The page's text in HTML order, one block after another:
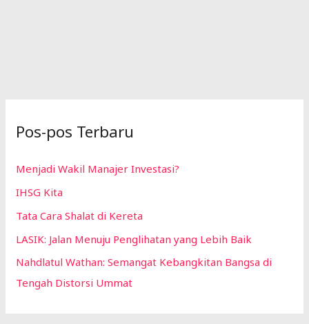
Pos-pos Terbaru
Menjadi Wakil Manajer Investasi?
IHSG Kita
Tata Cara Shalat di Kereta
LASIK: Jalan Menuju Penglihatan yang Lebih Baik
Nahdlatul Wathan: Semangat Kebangkitan Bangsa di
Tengah Distorsi Ummat